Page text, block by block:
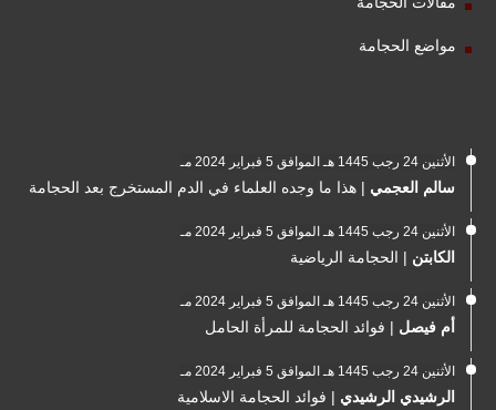
مواضع الحجامة
الأثنين 24 رجب 1445 هـ الموافق 5 فبراير 2024 مـ
سالم العجمي | هذا ما وجده العلماء في الدم المستخرج بعد الحجامة
الأثنين 24 رجب 1445 هـ الموافق 5 فبراير 2024 مـ
الكابتن | الحجامة الرياضية
الأثنين 24 رجب 1445 هـ الموافق 5 فبراير 2024 مـ
أم فيصل | فوائد الحجامة للمرأة الحامل
الأثنين 24 رجب 1445 هـ الموافق 5 فبراير 2024 مـ
الرشيدي الرشيدي | فوائد الحجامة الاسلامية